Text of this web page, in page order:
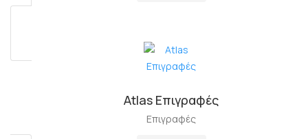
Atlas Επιγραφές
Επιγραφές